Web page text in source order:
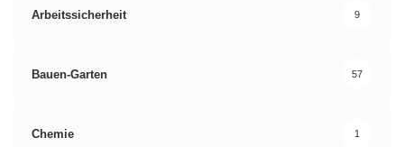
Arbeitssicherheit 9
Bauen-Garten 57
Chemie 1